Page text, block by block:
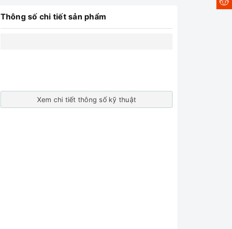
Thông số chi tiết sản phẩm
Xem chi tiết thông số kỹ thuật